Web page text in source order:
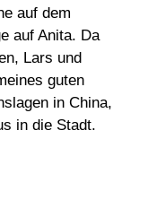
auf dem
auf Anita. Da
Lars und
guten
in China,
in die Stadt.